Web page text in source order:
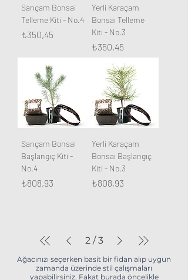
Sarıçam Bonsai
Telleme Kiti - No.4
Fiyat
₺350,45
Yerli Karaçam
Bonsai Telleme
Kiti - No.3
Fiyat
₺350,45
Sarıçam Bonsai
Başlangıç Kiti -
No.4
Fiyat
₺808,93
Yerli Karaçam
Bonsai Başlangıç
Kiti - No.3
Fiyat
₺808,93
2 / 3
Ağacınızı seçerken basit bir fidan alıp uygun
zamanda üzerinde stil çalışmaları
yapabilirsiniz. Fakat burada öncelikle